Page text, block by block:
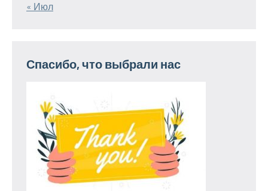
« Июл
Спасибо, что выбрали нас